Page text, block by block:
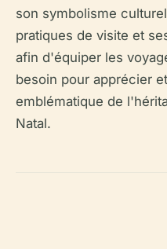
son symbolisme
pratiques de visite et
afin d'équiper les
besoin pour apprécier
emblématique de
Natal.